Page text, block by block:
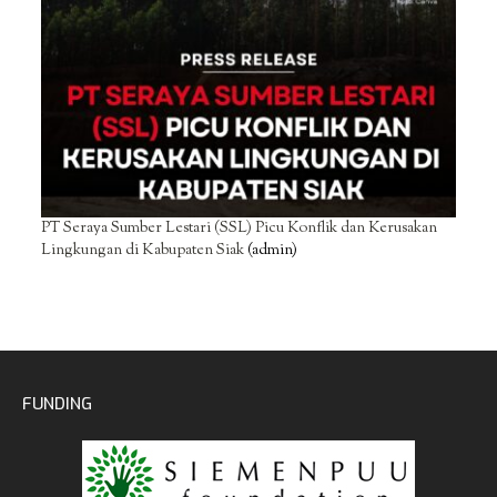
PT Seraya Sumber Lestari (SSL) Picu Konflik dan Kerusakan
Lingkungan di Kabupaten Siak(admin)
FUNDING